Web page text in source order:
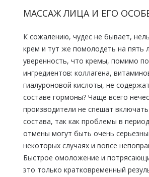
МАССАЖ ЛИЦА И ЕГО
К сожалению, чудес не бывает,
крем и тут же помолодеть на пять
уверенность, что кремы, помимо
ингредиентов: коллагена,
гиалуроновой кислоты, не
составе гормоны? Чаще всего
производители не спешат
состава, так как проблемы в
отмены могут быть очень
некоторых случаях и вовсе
Быстрое омоложение и
это только кратковременный